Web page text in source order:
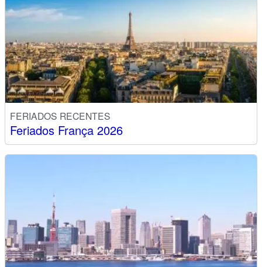
FERIADOS RECENTES
Feriados França 2026